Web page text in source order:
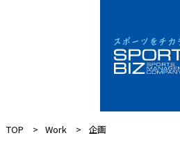
TOP Work 企画